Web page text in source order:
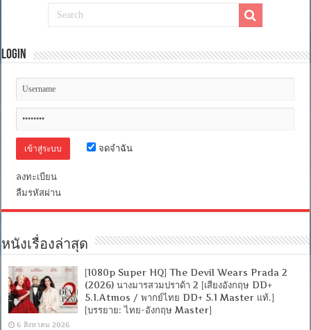
Attack
13
5.1]
–
Login
จดจำฉัน
ลงทะเบียน
ลืมรหัสผ่าน
หนังเรื่องล่าสุด
[1080p Super HQ] The Devil Wears Prada 2
(2026) นางมารสวมปราด้า 2 [เสียงอังกฤษ DD+
5.1.Atmos / พากย์ไทย DD+ 5.1 Master แท้.]
[บรรยาย: ไทย-อังกฤษ Master]
6 สิงหาคม 2026